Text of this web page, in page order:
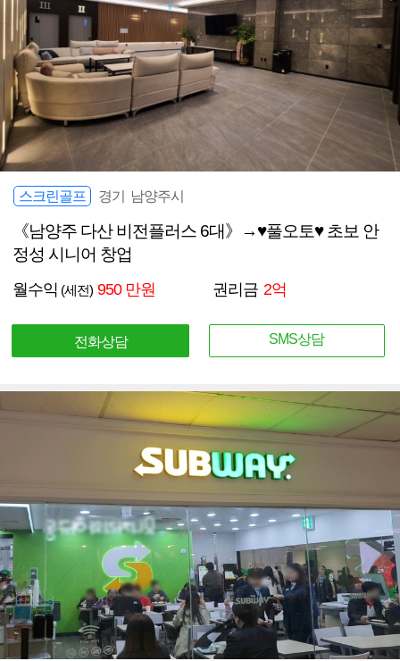
스크린골프 경기 남양주시
《남양주 다산 비전플러스 6대》→♥풀오토♥ 초보 안
정성 시니어 창업
월수익 (세전) 950 만원 권리금 2억
전화상담 SMS상담